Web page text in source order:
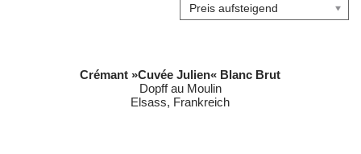
Crémant »Cuvée Julien« Blanc Brut
Dopff au Moulin
Elsass, Frankreich